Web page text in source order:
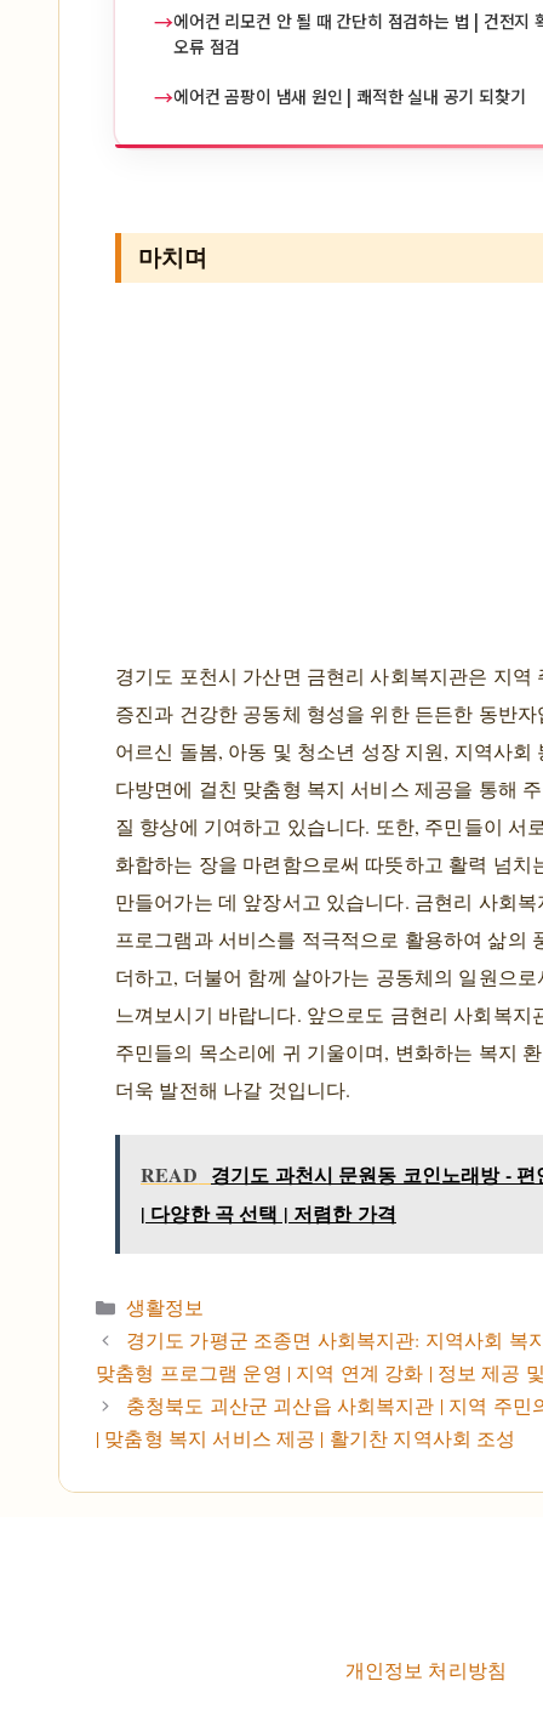
→에어컨 리모컨 안 될 때 간단히 점검하는 법 | 건전지
오류 점검
→에어컨 곰팡이 냄새 원인 | 쾌적한 실내 공기 되찾기
마치며
경기도 포천시 가산면 금현리 사회복지관은 지역
증진과 건강한 공동체 형성을 위한 든든한 동반자
어르신 돌봄, 아동 및 청소년 성장 지원, 지역사회
다방면에 걸친 맞춤형 복지 서비스 제공을 통해
질 향상에 기여하고 있습니다. 또한, 주민들이 서
화합하는 장을 마련함으로써 따뜻하고 활력 넘치
만들어가는 데 앞장서고 있습니다. 금현리 사회
프로그램과 서비스를 적극적으로 활용하여 삶의
더하고, 더불어 함께 살아가는 공동체의 일원으
느껴보시기 바랍니다. 앞으로도 금현리 사회복지
주민들의 목소리에 귀 기울이며, 변화하는 복지
더욱 발전해 나갈 것입니다.
READ 경기도 과천시 문원동 코인노래방 -
| 다양한 곡 선택 | 저렴한 가격
카테고리
생활정보
경기도 가평군 조종면 사회복지관: 지역사회 복
맞춤형 프로그램 운영 | 지역 연계 강화 | 정보 제공
충청북도 괴산군 괴산읍 사회복지관 | 지역 주민
| 맞춤형 복지 서비스 제공 | 활기찬 지역사회 조성
개인정보 처리방침